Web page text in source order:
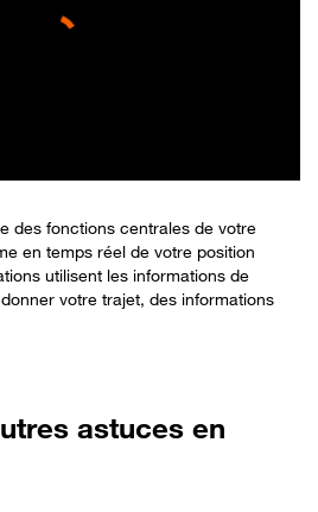
des fonctions centrales de votre
en temps réel de votre position
utilisent les informations de
votre trajet, des informations
astuces en